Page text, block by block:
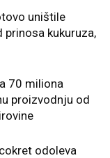
uništile
prinosa kukuruza,
70 miliona
proizvodnju od
odoleva